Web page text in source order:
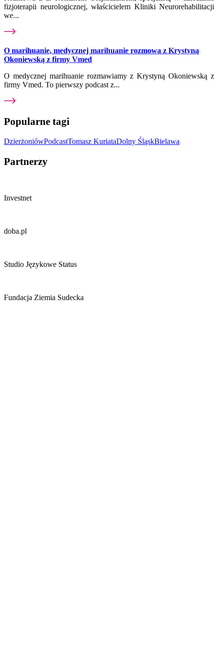
fizjoterapii neurologicznej, właścicielem Kliniki Neurorehabilitacji
we...
O marihuanie, medycznej marihuanie rozmowa z Krystyną
Okoniewską z firmy Vmed
O medycznej marihuanie rozmawiamy z Krystyną Okoniewską z
firmy Vmed. To pierwszy podcast z...
Popularne tagi
DzierżoniówPodcastTomasz KuriataDolny ŚląskBielawa
Partnerzy
Investnet
doba.pl
Studio Językowe Status
Fundacja Ziemia Sudecka